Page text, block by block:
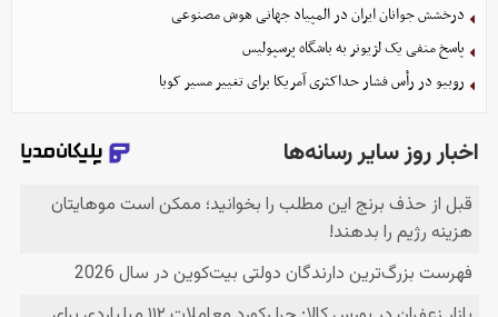
درخشش جوانان ایران در المپیاد جهانی هوش مصنوعی
پاسخ منفی یک لژیونر به باشگاه پرسپولیس
روبیو در رأس فشار حداکثری آمریکا برای تغییر مسیر کوبا